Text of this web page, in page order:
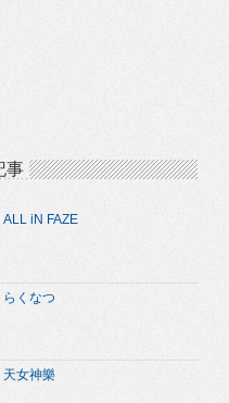
事
ALL iN FAZE
らくなつ
天女神樂